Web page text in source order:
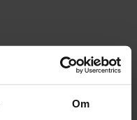
Om
Premium
Første gang på tilbud